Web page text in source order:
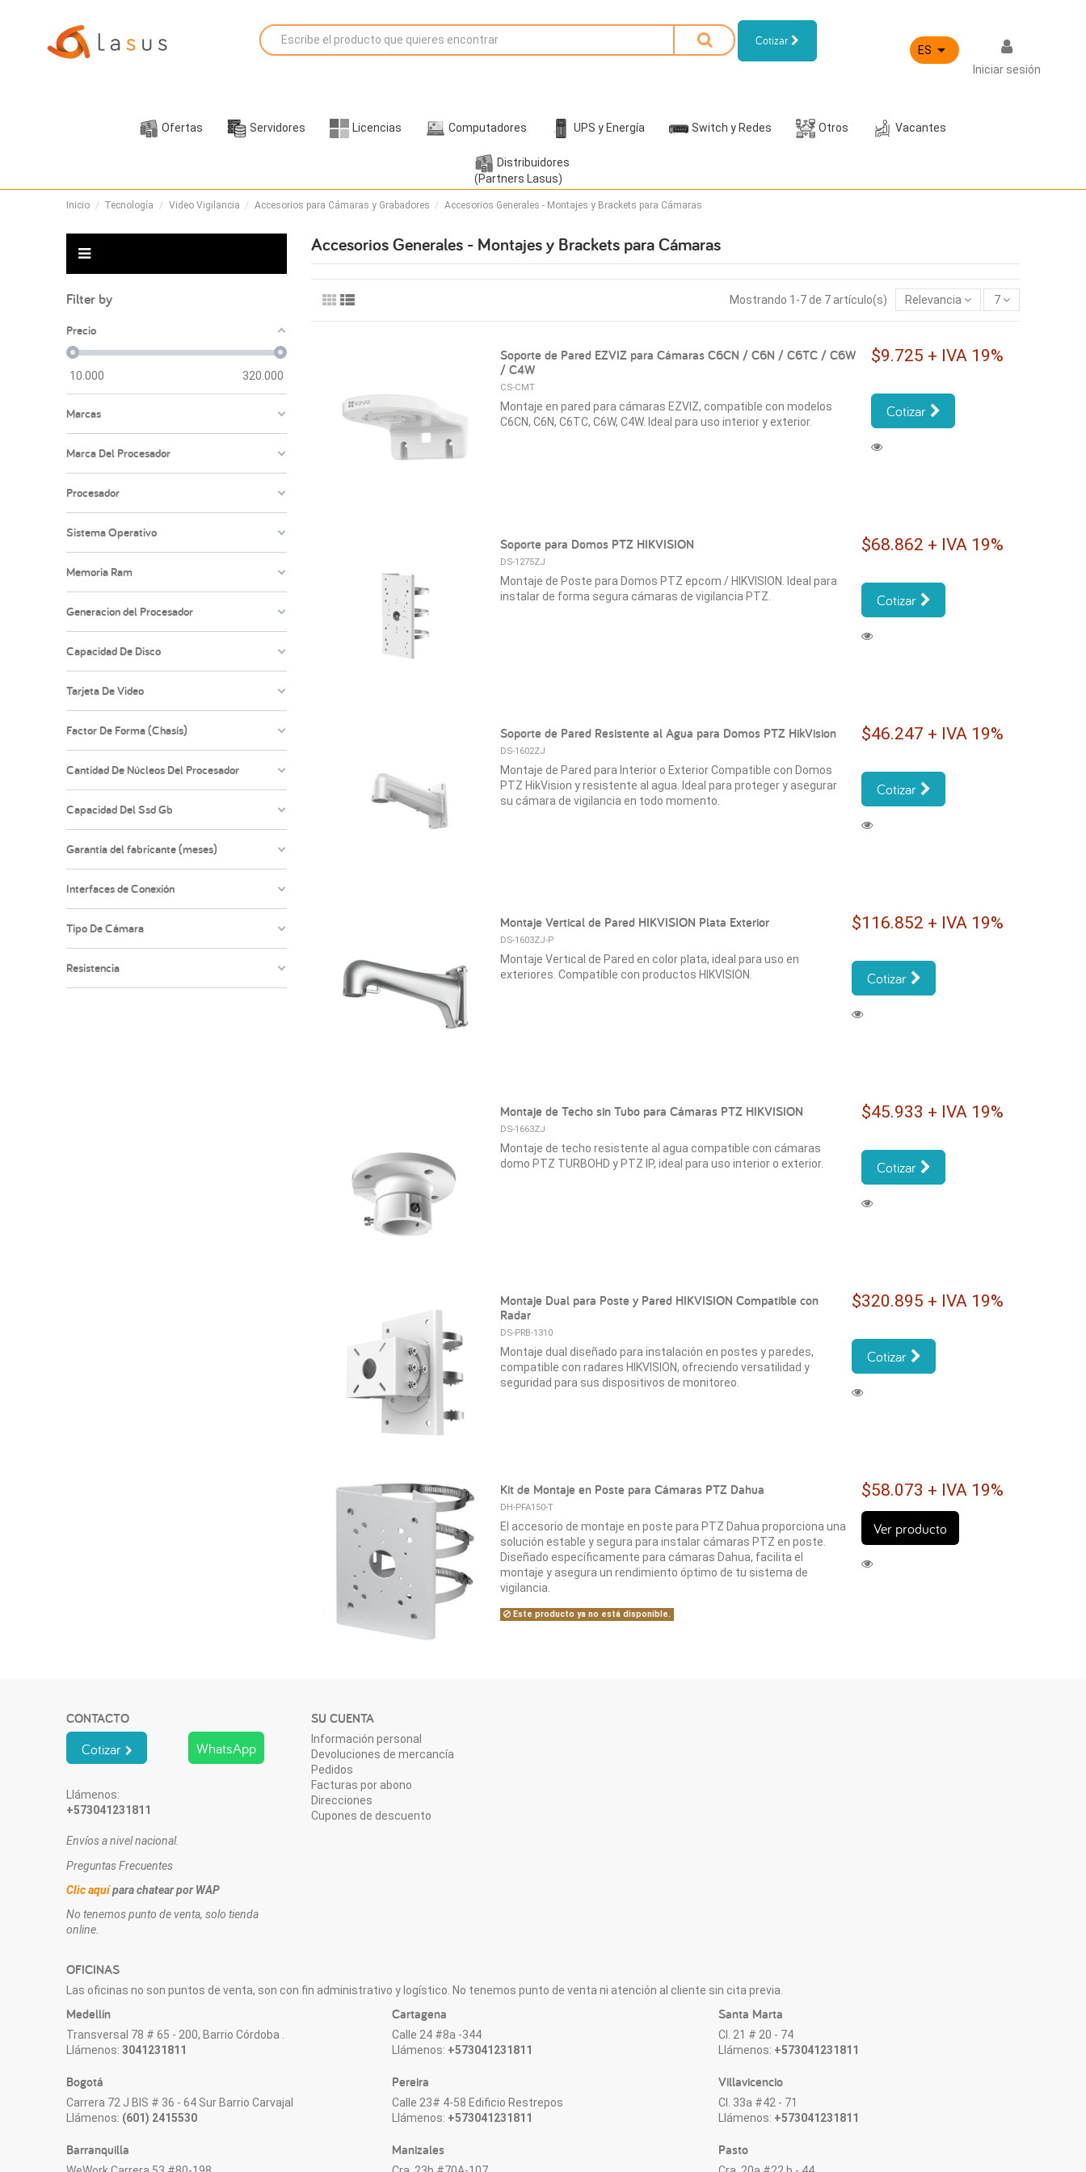
Cotizar
ES 
Iniciar sesión
Ofertas Servidores Licencias Computadores UPS y Energía Switch y Redes Otros Vacantes
Distribuidores
(Partners Lasus)
Inicio Tecnología Video Vigilancia Accesorios para Cámaras y Grabadores Accesorios Generales - Montajes y Brackets para Cámaras
Accesorios Generales - Montajes y Brackets para Cámaras
Mostrando 1-7 de 7 artículo(s) Relevancia 7
Soporte de Pared EZVIZ para Cámaras C6CN / C6N / C6TC / C6W
/ C4W
CS-CMT
Montaje en pared para cámaras EZVIZ, compatible con modelos
C6CN, C6N, C6TC, C6W, C4W. Ideal para uso interior y exterior.
$9.725 + IVA 19%
Cotizar
Soporte para Domos PTZ HIKVISION
DS-1275ZJ
Montaje de Poste para Domos PTZ epcom / HIKVISION. Ideal para
instalar de forma segura cámaras de vigilancia PTZ.
$68.862 + IVA 19%
Cotizar
Soporte de Pared Resistente al Agua para Domos PTZ HikVision
DS-1602ZJ
Montaje de Pared para Interior o Exterior Compatible con Domos
PTZ HikVision y resistente al agua. Ideal para proteger y asegurar
su cámara de vigilancia en todo momento.
$46.247 + IVA 19%
Cotizar
Montaje Vertical de Pared HIKVISION Plata Exterior
DS-1603ZJ-P
Montaje Vertical de Pared en color plata, ideal para uso en
exteriores. Compatible con productos HIKVISION.
$116.852 + IVA 19%
Cotizar
Montaje de Techo sin Tubo para Cámaras PTZ HIKVISION
DS-1663ZJ
Montaje de techo resistente al agua compatible con cámaras
domo PTZ TURBOHD y PTZ IP, ideal para uso interior o exterior.
$45.933 + IVA 19%
Cotizar
Montaje Dual para Poste y Pared HIKVISION Compatible con
Radar
DS-PRB-1310
Montaje dual diseñado para instalación en postes y paredes,
compatible con radares HIKVISION, ofreciendo versatilidad y
seguridad para sus dispositivos de monitoreo.
$320.895 + IVA 19%
Cotizar
Kit de Montaje en Poste para Cámaras PTZ Dahua
DH-PFA150-T
El accesorio de montaje en poste para PTZ Dahua proporciona una
solución estable y segura para instalar cámaras PTZ en poste.
Diseñado específicamente para cámaras Dahua, facilita el
montaje y asegura un rendimiento óptimo de tu sistema de
vigilancia.
Este producto ya no está disponible.
$58.073 + IVA 19%
Ver producto
Filter by
Precio
10.000 320.000
Marcas
Marca Del Procesador
Procesador
Sistema Operativo
Memoria Ram
Generacion del Procesador
Capacidad De Disco
Tarjeta De Video
Factor De Forma (Chasís)
Cantidad De Núcleos Del Procesador
Capacidad Del Ssd Gb
Garantía del fabricante (meses)
Interfaces de Conexión
Tipo De Cámara
Resistencia
CONTACTO
Cotizar
Llámenos:
+573041231811
WhatsApp
Envíos a nivel nacional.
Preguntas Frecuentes
Clic aquípara chatear por WAP
No tenemos punto de venta, solo tienda
online.
OFICINAS
Las oficinas no son puntos de venta, son con fin administrativo y logístico. No tenemos punto de venta ni atención al cliente sin cita previa.
Medellín
Transversal 78 # 65 - 200, Barrio Córdoba .
Llámenos:3041231811
Bogotá
Carrera 72 J BIS # 36 - 64 Sur Barrio Carvajal
Llámenos: (601) 2415530
Barranquilla
Cartagena
Calle 24 #8a -344
Llámenos: +573041231811
Pereira
Calle 23# 4-58 Edificio Restrepos
Llámenos: +573041231811
Manizales
Santa Marta
Cl. 21 # 20 - 74
Llámenos: +573041231811
Villavicencio
Cl. 33a #42 - 71
Llámenos: +573041231811
Pasto
SU CUENTA
Información personal
Devoluciones de mercancía
Pedidos
Facturas por abono
Direcciones
Cupones de descuento